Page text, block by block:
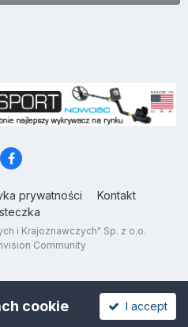
prywatności
Kontakt
i Krajoznawczych" Sp. z o.o.
Community
cookie I accept